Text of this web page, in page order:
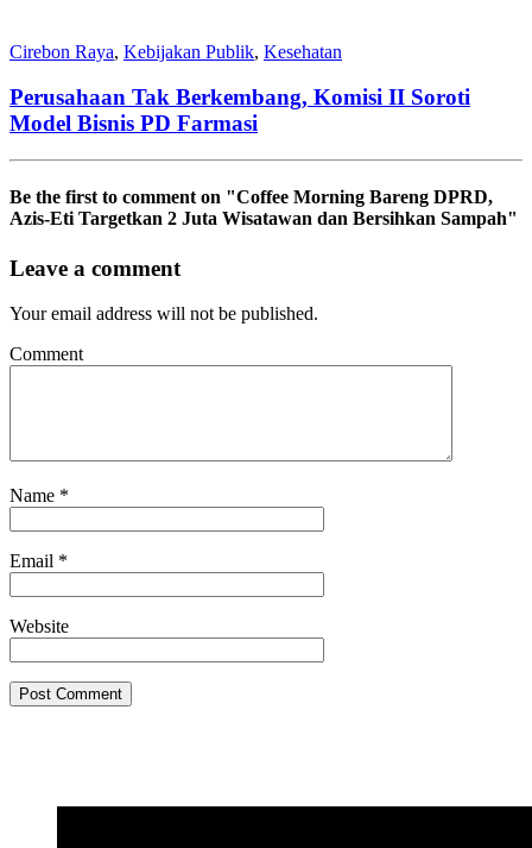
Cirebon Raya, Kebijakan Publik, Kesehatan
Perusahaan Tak Berkembang, Komisi II Soroti
Model Bisnis PD Farmasi
Be the first to comment on "Coffee Morning Bareng DPRD,
Azis-Eti Targetkan 2 Juta Wisatawan dan Bersihkan Sampah"
Leave a comment
Your email address will not be published.
Comment
Name *
Email *
Website